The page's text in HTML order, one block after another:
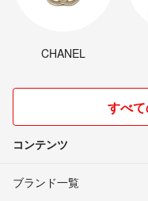
CHANEL
すべ
コンテンツ
ブランド一覧